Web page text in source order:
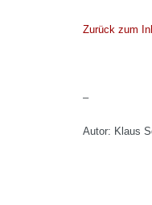
Zurück zum
–
Autor: Klaus